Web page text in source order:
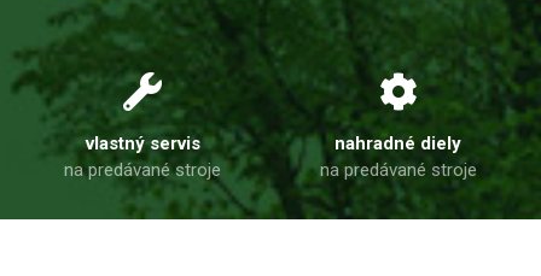
vlastný servis
na predávané stroje
nahradné diely
na predávané stroje